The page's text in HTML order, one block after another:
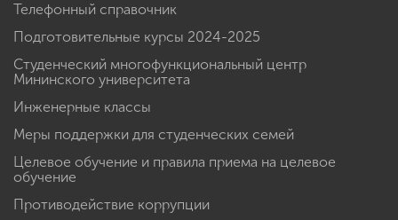
Телефонный справочник
Подготовительные курсы 2024-2025
Студенческий многофункциональный центр
Мининского университета
Инженерные классы
Меры поддержки для студенческих семей
Целевое обучение и правила приема на целевое
обучение
Противодействие коррупции